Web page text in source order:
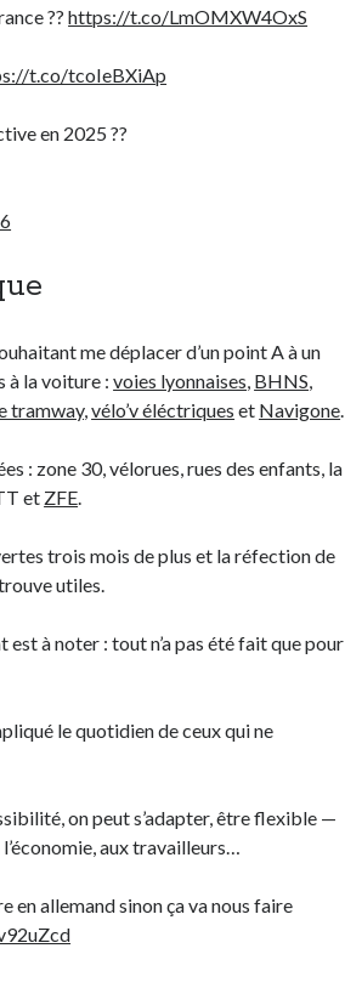
??https://t.co/LmOMXW4OxS
t.co/tcoIeBXiAp
en 2025 ??
me déplacer d’un point A à un
à la voiture :voies lyonnaises, BHNS,
tramway,vélo’v éléctriques et Navigone.
: zone 30, vélorues, rues des enfants, la
et ZFE.
trois mois de plus et la réfection de
utiles.
à noter : tout n’a pas été fait que pour
le quotidien de ceux qui ne
on peut s’adapter, être flexible —
aux travailleurs…
en allemand sinon ça va nous faire